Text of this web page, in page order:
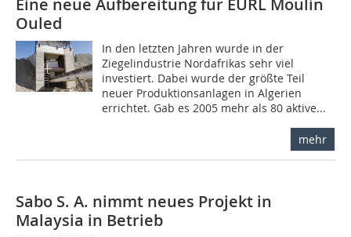
Eine neue Aufbereitung für EURL Moulin
Ouled
In den letzten Jahren wurde in der
Ziegelindustrie Nordafrikas sehr viel
investiert. Dabei wurde der größte Teil
neuer Produktionsanlagen in Algerien
errichtet. Gab es 2005 mehr als 80 aktive...
mehr
Sabo S. A. nimmt neues Projekt in
Malaysia in Betrieb